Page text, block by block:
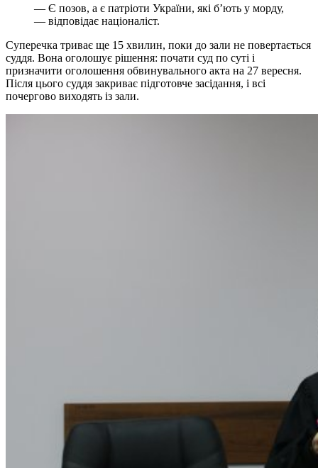
— Є позов, а є патріоти України, які б’ють у морду,
— відповідає націоналіст.
Суперечка триває ще 15 хвилин, поки до зали не повертається
суддя. Вона оголошує рішення: почати суд по суті і
призначити оголошення обвинувального акта на 27 вересня.
Після цього суддя закриває підготовче засідання, і всі
почергово виходять із зали.